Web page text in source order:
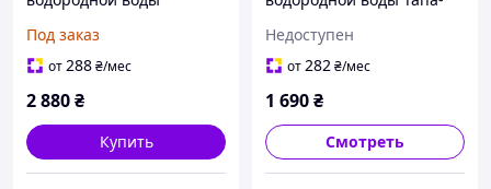
Под заказ
от288₴/мес
2 880₴
Купить
Водородная бутылка с
южнокорейской
Недоступен
от282₴/мес
1 690₴
Смотреть